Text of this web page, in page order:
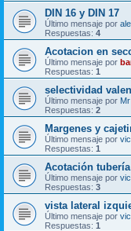
DIN 16 y DIN 17
Último mensaje por
Respuestas: 4
Acotacion en
Último mensaje por
Respuestas: 1
selectividad
Último mensaje por
Respuestas: 2
Margenes y
Último mensaje por
Respuestas: 1
Acotación tubería
Último mensaje por
Respuestas: 3
vista lateral
Último mensaje por
Respuestas: 1